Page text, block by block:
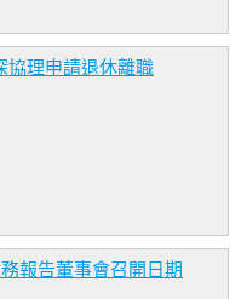
協理申請退休離職
報告董事會召開日期